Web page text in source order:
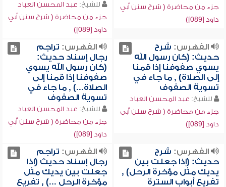
جزء من محاضرة ( شرح سنن أبي
داود [089])
للشيخ: عبد المحسن العباد
جزء من محاضرة ( شرح سنن أبي
داود [089])
الفهرس: شرح
حديث: (كان رسول الله
يسوي صفوفنا إذا قمنا
إلى الصلاة) , ما جاء في
تسوية الصفوف
للشيخ: عبد المحسن العباد
جزء من محاضرة ( شرح سنن أبي
داود [089])
الفهرس: تراجم
رجال إسناد حديث:
(كان رسول الله يسوي
صفوفنا إذا قمنا إلى
الصلاة...) , ما جاء في
تسوية الصفوف
للشيخ: عبد المحسن العباد
جزء من محاضرة ( شرح سنن أبي
داود [089])
الفهرس: شرح
حديث: (إذا جعلت بين
يديك مثل مؤخرة الرحل) ,
تفريع أبواب السترة
الفهرس: تراجم
رجال إسناد حديث (إذا
جعلت بين يديك مثل
مؤخرة الرحل ...) , تفريع